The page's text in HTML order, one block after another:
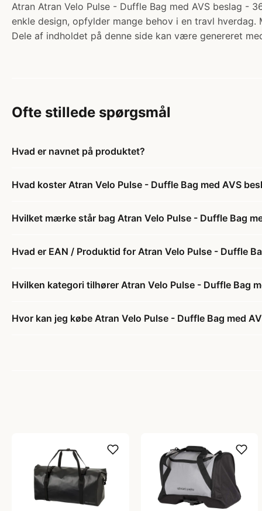
Atran Atran Velo Pulse - Duffle Bag med AVS beslag -
enkle design, opfylder mange behov i en travl
Dele af indholdet på denne side kan være genereret
Ofte stillede spørgsmål
Hvad er navnet på produktet?
Hvad koster Atran Velo Pulse - Duffle Bag med AVS
Hvilket mærke står bag Atran Velo Pulse - Duffle Bag
Hvad er EAN / Produktid for Atran Velo Pulse - Duffle
Hvilken kategori tilhører Atran Velo Pulse - Duffle Bag
Hvor kan jeg købe Atran Velo Pulse - Duffle Bag med